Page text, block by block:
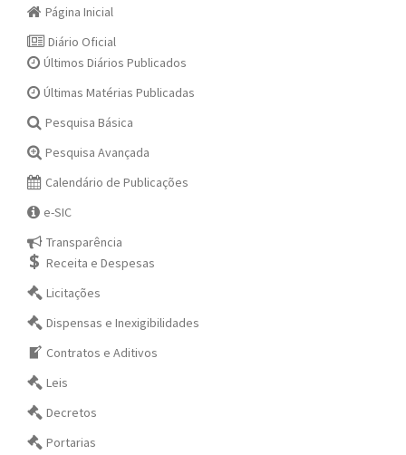
Página Inicial
Diário Oficial
Últimos Diários Publicados
Últimas Matérias Publicadas
Pesquisa Básica
Pesquisa Avançada
Calendário de Publicações
e-SIC
Transparência
Receita e Despesas
Licitações
Dispensas e Inexigibilidades
Contratos e Aditivos
Leis
Decretos
Portarias